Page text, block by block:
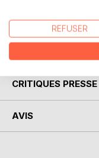
(Édition annotée)
CRITIQUES PRESSE
AVIS
REFUSER